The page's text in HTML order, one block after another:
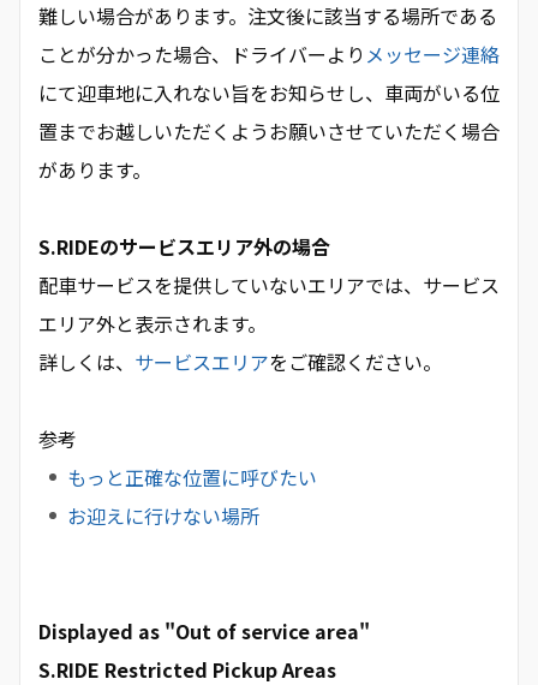
難しい場合があります。注文後に該当する場所である
ことが分かった場合、ドライバーより メッセージ連絡
にて迎車地に入れない旨をお知らせし、車両がいる位
置までお越しいただくようお願いさせていただく場合
があります。
S.RIDEのサービスエリア外の場合
配車サービスを提供していないエリアでは、サービス
エリア外と表示されます。
詳しくは、 サービスエリアをご確認ください。
参考
もっと正確な位置に呼びたい
お迎えに行けない場所
Displayed as "Out of service area"
S.RIDE Restricted Pickup Areas